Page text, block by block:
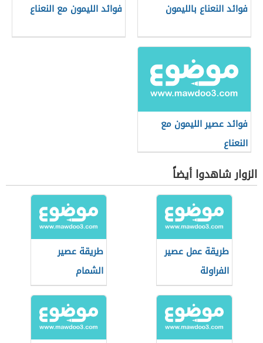
فوائد النعناع بالليمون فوائد الليمون مع النعناع
فوائد عصير الليمون مع
النعناع
الزوار شاهدوا أيضاً
طريقة عمل عصير
الفراولة
طريقة عصير
الشمام